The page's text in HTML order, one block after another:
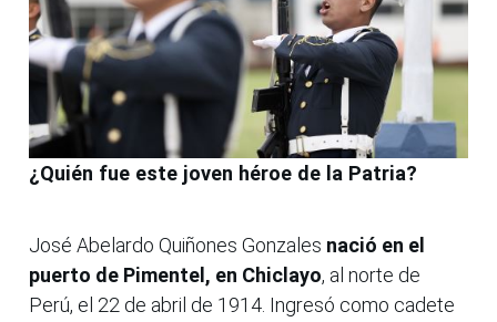
¿Quién fue este joven héroe de la Patria?
José Abelardo Quiñones Gonzales nació en el
puerto de Pimentel, en Chiclayo, al norte de
Perú, el 22 de abril de 1914. Ingresó como cadete